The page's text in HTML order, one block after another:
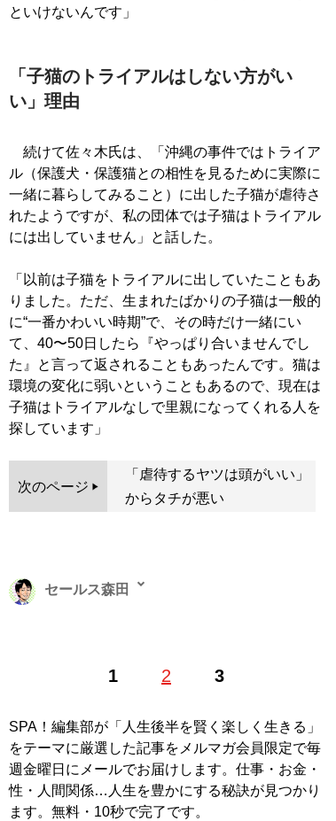
といけないんです」
「子猫のトライアルはしない方がい
い」理由
続けて佐々木氏は、「沖縄の事件ではトライア
ル（保護犬・保護猫との相性を見るために実際に
一緒に暮らしてみること）に出した子猫が虐待さ
れたようですが、私の団体では子猫はトライアル
には出していません」と話した。
「以前は子猫をトライアルに出していたこともあ
りました。ただ、生まれたばかりの子猫は一般的
に“一番かわいい時期”で、その時だけ一緒にい
て、40〜50日したら『やっぱり合いませんでし
た』と言って返されることもあったんです。猫は
環境の変化に弱いということもあるので、現在は
子猫はトライアルなしで里親になってくれる人を
探しています」
次のページ
「虐待するヤツは頭がいい」
からタチが悪い
1 2 3
セールス森田
経て、現在は日刊SPA！編集・インタビュー記事の執筆
の軽さがセールスポイント
X（旧Twitter）salesmorita32
記事一覧へ
SPA！編集部が「人生後半を賢く楽しく生きる」
をテーマに厳選した記事をメルマガ会員限定で毎
週金曜日にメールでお届けします。仕事・お金・
性・人間関係…人生を豊かにする秘訣が見つかり
ます。無料・10秒で完了です。